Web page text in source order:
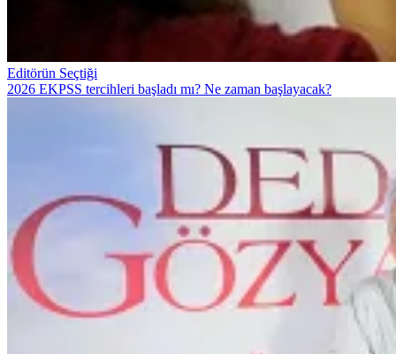
Editörün Seçtiği
2026 EKPSS tercihleri başladı mı? Ne zaman başlayacak?